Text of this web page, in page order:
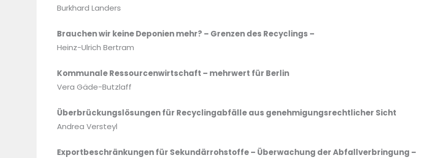
Burkhard Landers
Brauchen wir keine Deponien mehr? – Grenzen des Recyclings –
Heinz-Ulrich Bertram
Kommunale Ressourcenwirtschaft – mehrwert für Berlin
Vera Gäde-Butzlaff
Überbrückungslösungen für Recyclingabfälle aus genehmigungsrechtlicher Sicht
Andrea Versteyl
Exportbeschränkungen für Sekundärrohstoffe – Überwachung der Abfallverbringung –